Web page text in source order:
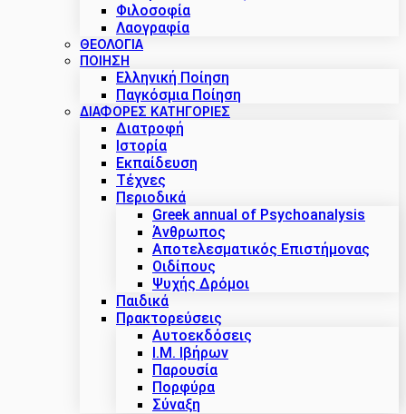
Φιλοσοφία
Λαογραφία
ΘΕΟΛΟΓΙΑ
ΠΟΙΗΣΗ
Ελληνική Ποίηση
Παγκόσμια Ποίηση
ΔΙΑΦΟΡΕΣ ΚΑΤΗΓΟΡΙΕΣ
Διατροφή
Ιστορία
Εκπαίδευση
Τέχνες
Περιοδικά
Greek annual of Psychoanalysis
Άνθρωπος
Αποτελεσματικός Επιστήμονας
Οιδίπους
Ψυχής Δρόμοι
Παιδικά
Πρακτoρεύσεις
Αυτοεκδόσεις
Ι.Μ. Ιβήρων
Παρουσία
Πορφύρα
Σύναξη